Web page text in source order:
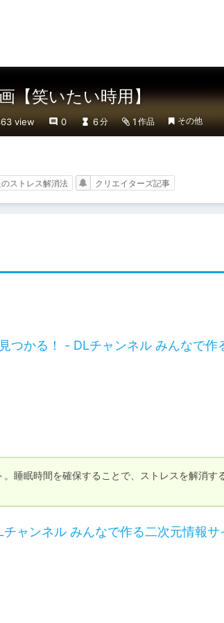
【笑いたい時用】
view 0 6分 1 作品 その他
ストレス解消法 クリエイターズ記事
つかる！ - DLチャンネル みんなで作
睡眠時間を確保することで、ストレスを解消す
ャンネル みんなで作る二次元情報サ